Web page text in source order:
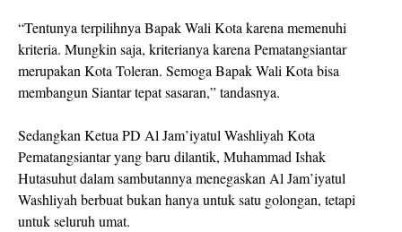
“Tentunya terpilihnya Bapak Wali Kota karena memenuhi
kriteria. Mungkin saja, kriterianya karena Pematangsiantar
merupakan Kota Toleran. Semoga Bapak Wali Kota bisa
membangun Siantar tepat sasaran,” tandasnya.
Sedangkan Ketua PD Al Jam’iyatul Washliyah Kota
Pematangsiantar yang baru dilantik, Muhammad Ishak
Hutasuhut dalam sambutannya menegaskan Al Jam’iyatul
Washliyah berbuat bukan hanya untuk satu golongan, tetapi
untuk seluruh umat.